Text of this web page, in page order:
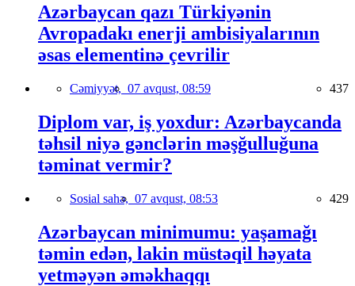
Azərbaycan qazı Türkiyənin
Avropadakı enerji ambisiyalarının
əsas elementinə çevrilir
Cəmiyyət, 07 avqust, 08:59 437
Diplom var, iş yoxdur: Azərbaycanda
təhsil niyə gənclərin məşğulluğuna
təminat vermir?
Sosial sahə, 07 avqust, 08:53 429
Azərbaycan minimumu: yaşamağı
təmin edən, lakin müstəqil həyata
yetməyən əməkhaqqı